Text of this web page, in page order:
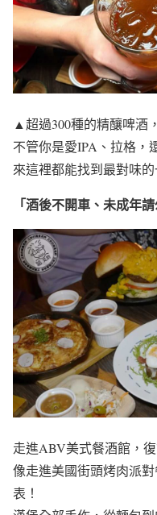
▲超過300種的精釀啤酒，
不管你是愛IPA、拉格，
來這裡都能找到最對味的
「酒後不開車、未成年請
走進ABV美式餐酒館，
像走進美國街頭烤肉派
表！